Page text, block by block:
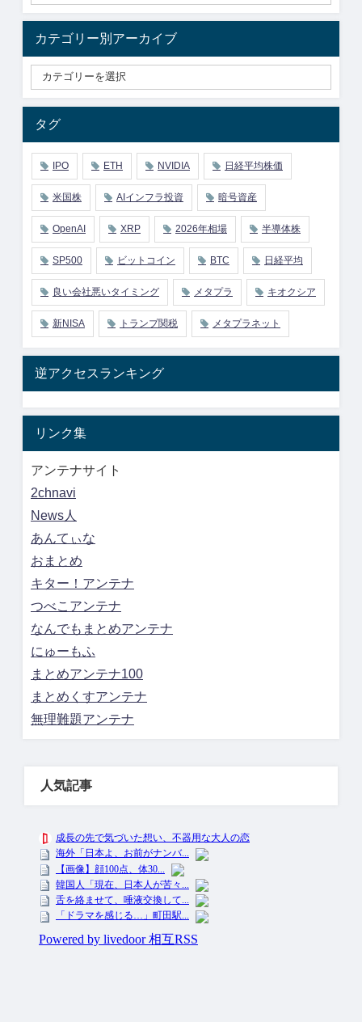
カテゴリー別アーカイブ
タグ
IPO ETH NVIDIA 日経平均株価
米国株 AIインフラ投資 暗号資産
OpenAI XRP 2026年相場 半導体株
SP500 ビットコイン BTC 日経平均
良い会社悪いタイミング メタプラ キオクシア
新NISA トランプ関税 メタプラネット
逆アクセスランキング
リンク集
アンテナサイト
2chnavi
News人
あんてぃな
おまとめ
キター！アンテナ
つべこアンテナ
なんでもまとめアンテナ
にゅーもふ
まとめアンテナ100
まとめくすアンテナ
無理難題アンテナ
人気記事